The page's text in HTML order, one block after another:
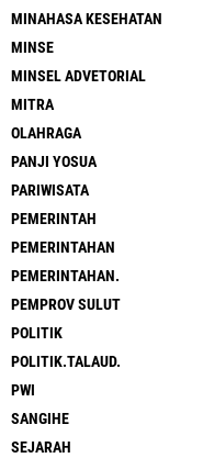
MINAHASA KESEHATAN
MINSE
MINSEL ADVETORIAL
MITRA
OLAHRAGA
PANJI YOSUA
PARIWISATA
PEMERINTAH
PEMERINTAHAN
PEMERINTAHAN.
PEMPROV SULUT
POLITIK
POLITIK.TALAUD.
PWI
SANGIHE
SEJARAH